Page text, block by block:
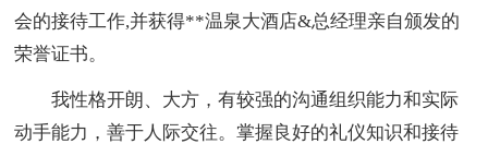
会的接待工作,并获得**温泉大酒店&总经理亲自颁发的
荣誉证书。
我性格开朗、大方，有较强的沟通组织能力和实际
动手能力，善于人际交往。掌握良好的礼仪知识和接待